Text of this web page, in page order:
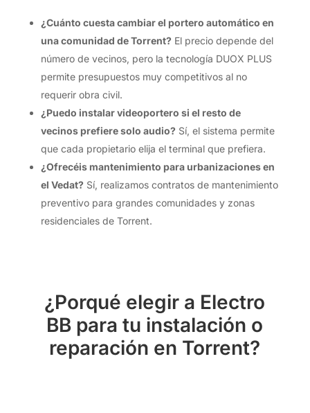
¿Cuánto cuesta cambiar el portero automático en
una comunidad de Torrent? El precio depende del
número de vecinos, pero la tecnología DUOX PLUS
permite presupuestos muy competitivos al no
requerir obra civil.
¿Puedo instalar videoportero si el resto de
vecinos prefiere solo audio? Sí, el sistema permite
que cada propietario elija el terminal que prefiera.
¿Ofrecéis mantenimiento para urbanizaciones en
el Vedat? Sí, realizamos contratos de mantenimiento
preventivo para grandes comunidades y zonas
residenciales de Torrent.
¿Porqué elegir a Electro
BB para tu instalación o
reparación en Torrent?